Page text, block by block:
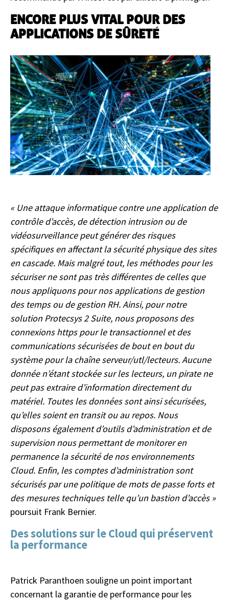
ENCORE PLUS VITAL POUR DES
APPLICATIONS DE SÛRETÉ
« Une attaque informatique contre une application de
contrôle d’accès, de détection intrusion ou de
vidéosurveillance peut générer des risques
spécifiques en affectant la sécurité physique des sites
en cascade. Mais malgré tout, les méthodes pour les
sécuriser ne sont pas très différentes de celles que
nous appliquons pour nos applications de gestion
des temps ou de gestion RH. Ainsi, pour notre
solution Protecsys 2 Suite, nous proposons des
connexions https pour le transactionnel et des
communications sécurisées de bout en bout du
système pour la chaîne serveur/utl/lecteurs. Aucune
donnée n’étant stockée sur les lecteurs, un pirate ne
peut pas extraire d’information directement du
matériel. Toutes les données sont ainsi sécurisées,
qu’elles soient en transit ou au repos. Nous
disposons également d’outils d’administration et de
supervision nous permettant de monitorer en
permanence la sécurité de nos environnements
Cloud. Enfin, les comptes d’administration sont
sécurisés par une politique de mots de passe forts et
des mesures techniques telle qu’un bastion d’accès »
poursuit Frank Bernier.
Des solutions sur le Cloud qui préservent
la performance
Patrick Paranthoen souligne un point important
concernant la garantie de performance pour les